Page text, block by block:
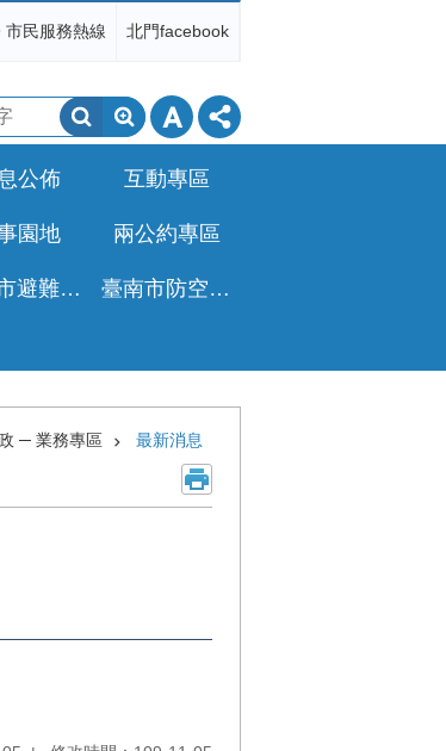
市民服務熱線 北門facebook
搜
尋
公佈 互動專區
園地 兩公約專區
臺南市避難收容所一覽表 臺南市防空疏散避難專區
─ 業務專區 最新消息